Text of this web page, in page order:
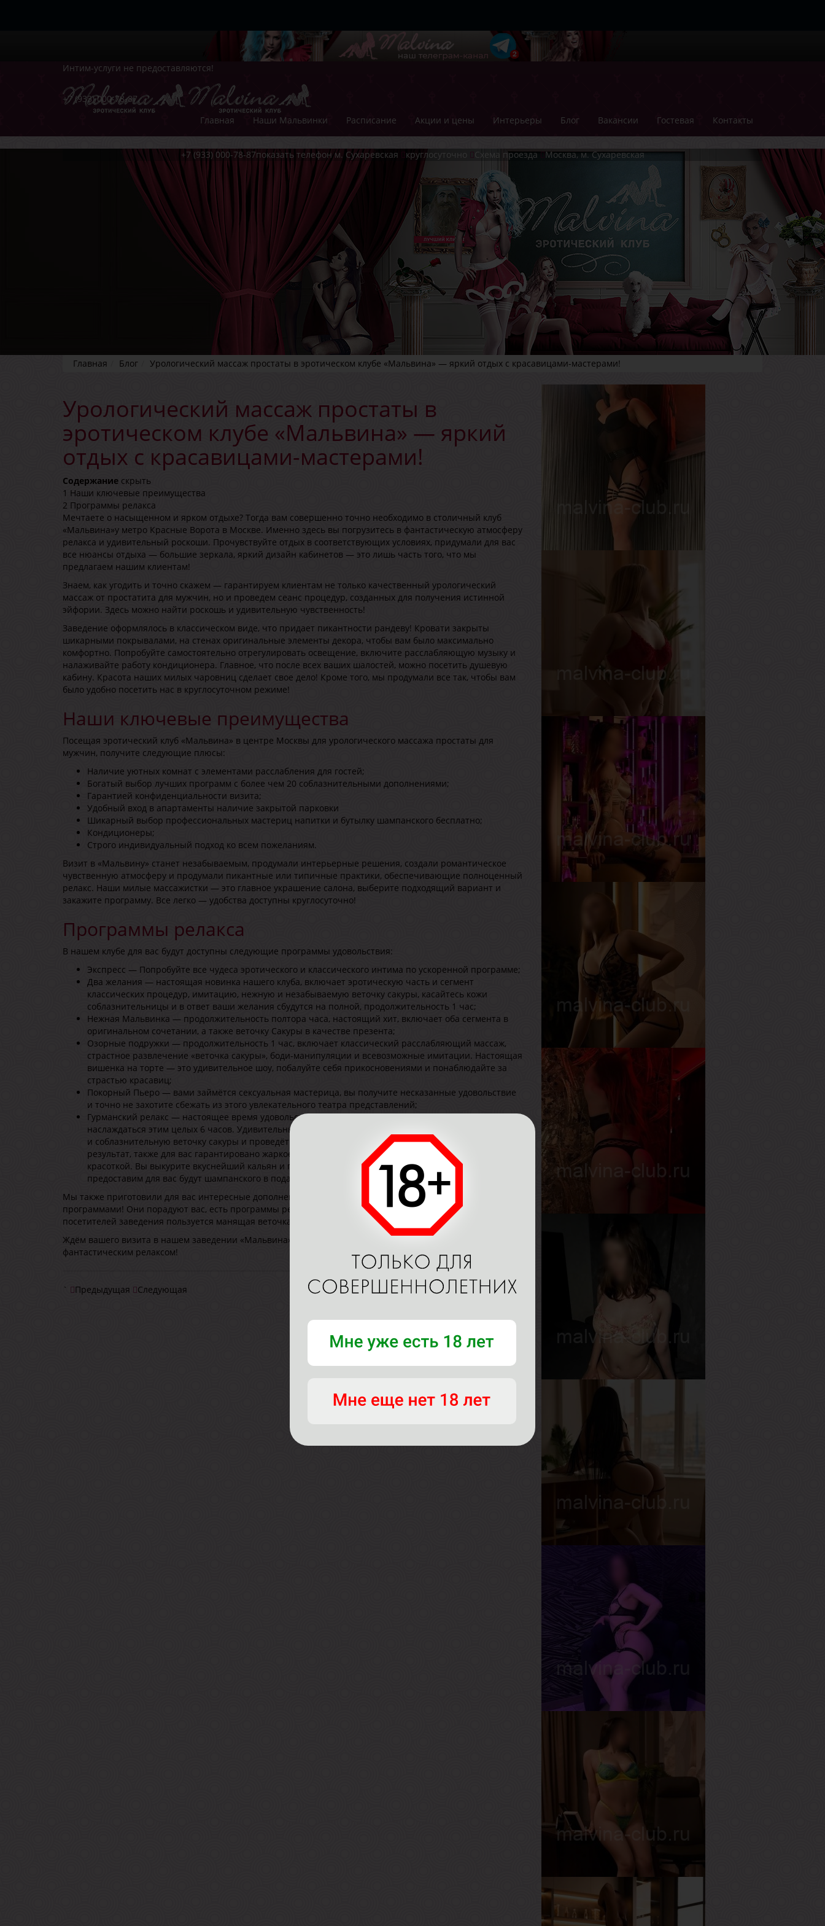
Интим-услуги не предоставляются!
+7 (933) 000-78-87
Главная
Наши Мальвинки Расписание Акции и цены Интерьеры Блог Вакансии Гостевая Контакты
+7 (933) 000-78-87показать телефон м. Сухаревская круглосуточно Схема проезда Москва, м. Сухаревская
Главная Блог Урологический массаж простаты в эротическом клубе «Мальвина» — яркий отдых с красавицами-мастерами!
Урологический массаж простаты в
эротическом клубе «Мальвина» — яркий
отдых с красавицами-мастерами!
Содержание скрыть
1 Наши ключевые преимущества
2 Программы релакса
Мечтаете о насыщенном и ярком отдыхе? Тогда вам совершенно точно необходимо в столичный клуб
«Мальвина»у метро Красные Ворота в Москве. Именно здесь вы погрузитесь в фантастическую атмосферу
релакса и удивительный роскоши. Прочувствуйте отдых в соответствующих условиях, придумали для вас
все нюансы отдыха — большие зеркала, яркий дизайн кабинетов — это лишь часть того, что мы
предлагаем нашим клиентам!
Знаем, как угодить и точно скажем — гарантируем клиентам не только качественный урологический
массаж от простатита для мужчин, но и проведем сеанс процедур, созданных для получения истинной
эйфории. Здесь можно найти роскошь и удивительную чувственность!
Заведение оформлялось в классическом виде, что придает пикантности рандеву! Кровати закрыты
шикарными покрывалами, на стенах оригинальные элементы декора, чтобы вам было максимально
комфортно. Попробуйте самостоятельно отрегулировать освещение, включите расслабляющую музыку и
налаживайте работу кондиционера. Главное, что после всех ваших шалостей, можно посетить душевую
кабину. Красота наших милых чаровниц сделает свое дело! Кроме того, мы продумали все так, чтобы вам
было удобно посетить нас в круглосуточном режиме!
Наши ключевые преимущества
Посещая эротический клуб «Мальвина» в центре Москвы для урологического массажа простаты для
мужчин, получите следующие плюсы:
Наличие уютных комнат с элементами расслабления для гостей;
Богатый выбор лучших программ с более чем 20 соблазнительными дополнениями;
Гарантией конфиденциальности визита;
Удобный вход в апартаменты наличие закрытой парковки
Шикарный выбор профессиональных мастериц напитки и бутылку шампанского бесплатно;
Кондиционеры;
Строго индивидуальный подход ко всем пожеланиям.
Визит в «Мальвину» станет незабываемым, продумали интерьерные решения, создали романтическое
чувственную атмосферу и продумали пикантные или типичные практики, обеспечивающие полноценный
релакс. Наши милые массажистки — это главное украшение салона, выберите подходящий вариант и
закажите программу. Все легко — удобства доступны круглосуточно!
Программы релакса
В нашем клубе для вас будут доступны следующие программы удовольствия:
Экспресс — Попробуйте все чудеса эротического и классического интима по ускоренной программе;
Два желания — настоящая новинка нашего клуба, включает эротическую часть и сегмент
классических процедур, имитацию, нежную и незабываемую веточку сакуры, касайтесь кожи
соблазнительницы и в ответ ваши желания сбудутся на полной, продолжительность 1 час;
Нежная Мальвинка — продолжительность полтора часа, настоящий хит, включает оба сегмента в
оригинальном сочетании, а также веточку Сакуры в качестве презента;
Озорные подружки — продолжительность 1 час, включает классический расслабляющий массаж,
страстное развлечение «веточка сакуры», боди-манипуляции и всевозможные имитации. Настоящая
вишенка на торте — это удивительное шоу, побалуйте себя прикосновениями и понаблюдайте за
страстью красавиц;
Покорный Пьеро — вами займётся сексуальная мастерица, вы получите несказанные удовольствие
и точно не захотите сбежать из этого увлекательного театра представлений;
Гурманский релакс — настоящее время удовольствия для ценителей чувстенного интима, вы будете
наслаждаться этим целых 6 часов. Удивительные красавицы приготовили вам не только классику, но
и соблазнительную веточку сакуры и проведёт множество процедур, чтобы закрепить позитивный
результат, также для вас гарантировано жаркое пип-шоу приватный, а также совместное джакузи с
красоткой. Вы выкурите вкуснейший кальян и поучаствуете в настоящей чайной церемонии, мы
предоставим для вас будут шампанского в подарок
Мы также приготовили для вас интересные дополнения, которые будут сочетаться с основными
программами! Они порадуют вас, есть программы релакса для семейных пар. Особой любовью
посетителей заведения пользуется манящая веточка сакуры и ароматерапия!
Ждём вашего визита в нашем заведении «Мальвина» у метро «Красные ворота» и порадуем вас
фантастическим релаксом!
` Предыдущая Следующая
Света
Возраст22
157 см
57 кг
Грудь
2-й
21
57 кг
2-й
Алина
Возраст
Рост
170 см
Вес
54 кг
Грудь
57 кг
Возраст18
165 см
57 кг
Возраст26
Рост
160 см
55 кг